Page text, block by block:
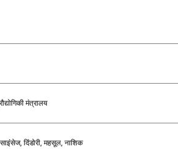
मंत्रालय
दिंडोरी, महसूल, नाशिक